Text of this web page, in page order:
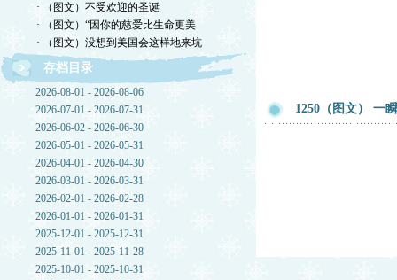
· （图文）不受欢迎的圣诞
· （图文）“因你的慈爱比生命更美
· （图文）没想到美国会这样地来坑
存档目录
2026-08-01 - 2026-08-06
2026-07-01 - 2026-07-31
2026-06-02 - 2026-06-30
2026-05-01 - 2026-05-31
2026-04-01 - 2026-04-30
2026-03-01 - 2026-03-31
2026-02-01 - 2026-02-28
2026-01-01 - 2026-01-31
2025-12-01 - 2025-12-31
2025-11-01 - 2025-11-28
2025-10-01 - 2025-10-31
1250（图文） 一